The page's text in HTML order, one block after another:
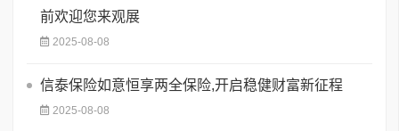
前欢迎您来观展
2025-08-08
信泰保险如意恒享两全保险,开启稳健财富新征程
2025-08-08